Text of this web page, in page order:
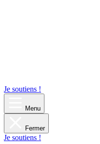
Je soutiens !
Menu
Fermer
Je soutiens !